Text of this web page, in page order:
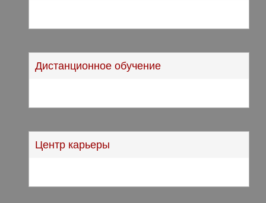
Дистанционное обучение
Центр карьеры